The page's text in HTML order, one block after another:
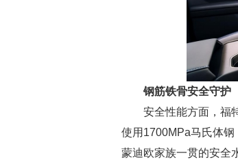
钢筋铁骨安全守护
安全性能方面，福
使用1700MPa马氏体
蒙迪欧家族一贯的安全